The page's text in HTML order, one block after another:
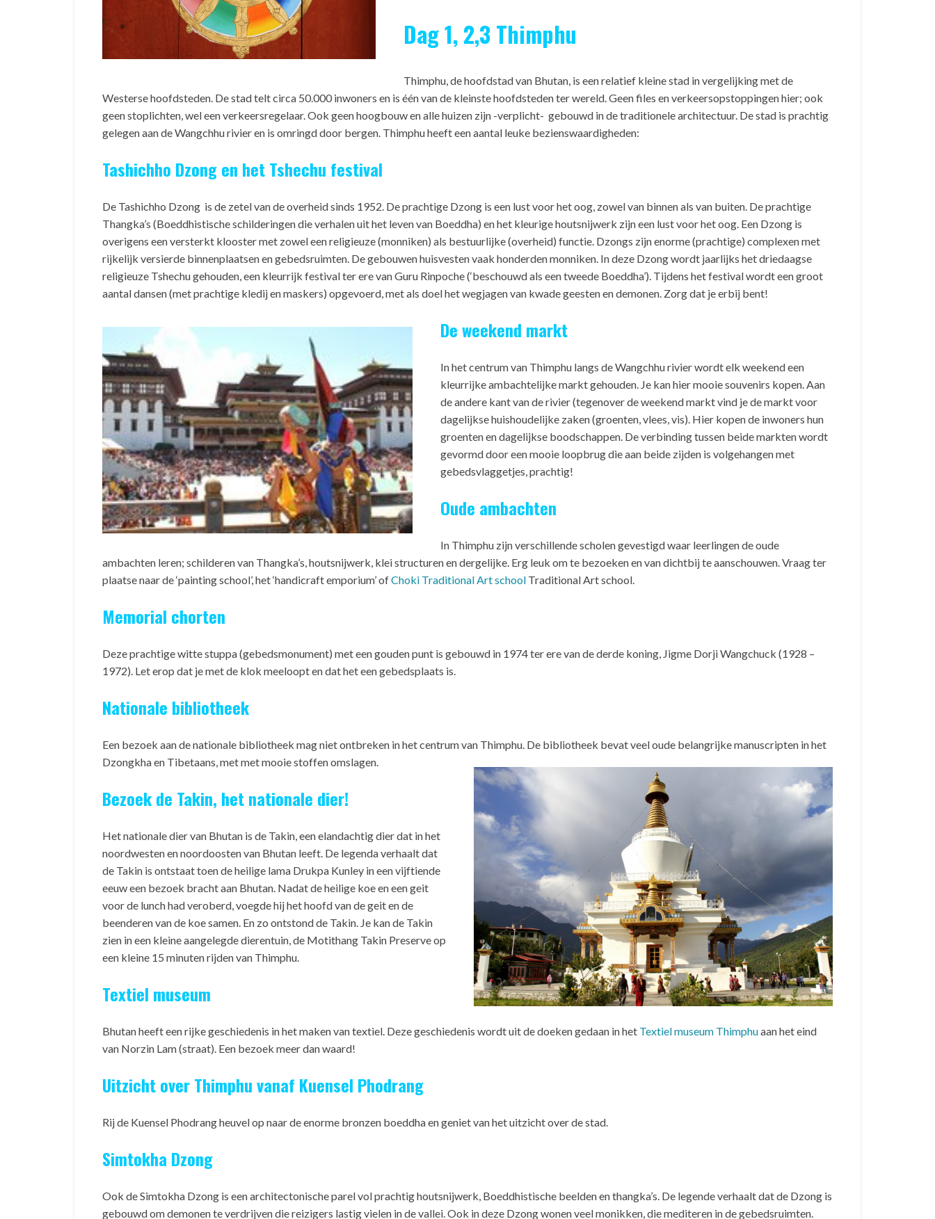
Dag 1, 2,3 Thimphu
Thimphu, de hoofdstad van Bhutan, is een relatief kleine stad in vergelijking met de
Westerse hoofdsteden. De stad telt circa 50.000 inwoners en is één van de kleinste hoofdsteden ter wereld. Geen files en verkeersopstoppingen hier; ook
geen stoplichten, wel een verkeersregelaar. Ook geen hoogbouw en alle huizen zijn -verplicht- gebouwd in de traditionele architectuur. De stad is prachtig
gelegen aan de Wangchhu rivier en is omringd door bergen. Thimphu heeft een aantal leuke bezienswaardigheden:
Tashichho Dzong en het Tshechu festival
De Tashichho Dzong is de zetel van de overheid sinds 1952. De prachtige Dzong is een lust voor het oog, zowel van binnen als van buiten. De prachtige
Thangka’s (Boeddhistische schilderingen die verhalen uit het leven van Boeddha) en het kleurige houtsnijwerk zijn een lust voor het oog. Een Dzong is
overigens een versterkt klooster met zowel een religieuze (monniken) als bestuurlijke (overheid) functie. Dzongs zijn enorme (prachtige) complexen met
rijkelijk versierde binnenplaatsen en gebedsruimten. De gebouwen huisvesten vaak honderden monniken. In deze Dzong wordt jaarlijks het driedaagse
religieuze Tshechu gehouden, een kleurrijk festival ter ere van Guru Rinpoche (‘beschouwd als een tweede Boeddha’). Tijdens het festival wordt een groot
aantal dansen (met prachtige kledij en maskers) opgevoerd, met als doel het wegjagen van kwade geesten en demonen. Zorg dat je erbij bent!
De weekend markt
In het centrum van Thimphu langs de Wangchhu rivier wordt elk weekend een
kleurrijke ambachtelijke markt gehouden. Je kan hier mooie souvenirs kopen. Aan
de andere kant van de rivier (tegenover de weekend markt vind je de markt voor
dagelijkse huishoudelijke zaken (groenten, vlees, vis). Hier kopen de inwoners hun
groenten en dagelijkse boodschappen. De verbinding tussen beide markten wordt
gevormd door een mooie loopbrug die aan beide zijden is volgehangen met
gebedsvlaggetjes, prachtig!
Oude ambachten
In Thimphu zijn verschillende scholen gevestigd waar leerlingen de oude
ambachten leren; schilderen van Thangka’s, houtsnijwerk, klei structuren en dergelijke. Erg leuk om te bezoeken en van dichtbij te aanschouwen. Vraag ter
plaatse naar de ‘painting school’, het ‘handicraft emporium’ ofChoki Traditional Art school Traditional Art school.
Memorial chorten
Deze prachtige witte stuppa (gebedsmonument) met een gouden punt is gebouwd in 1974 ter ere van de derde koning, Jigme Dorji Wangchuck (1928 –
1972). Let erop dat je met de klok meeloopt en dat het een gebedsplaats is.
Nationale bibliotheek
Een bezoek aan de nationale bibliotheek mag niet ontbreken in het centrum van Thimphu. De bibliotheek bevat veel oude belangrijke manuscripten in het
Dzongkha en Tibetaans, met met mooie stoffen omslagen.
Bezoek de Takin, het nationale dier!
Het nationale dier van Bhutan is de Takin, een elandachtig dier dat in het
noordwesten en noordoosten van Bhutan leeft. De legenda verhaalt dat
de Takin is ontstaat toen de heilige lama Drukpa Kunley in een vijftiende
eeuw een bezoek bracht aan Bhutan. Nadat de heilige koe en een geit
voor de lunch had veroberd, voegde hij het hoofd van de geit en de
beenderen van de koe samen. En zo ontstond de Takin. Je kan de Takin
zien in een kleine aangelegde dierentuin, de Motithang Takin Preserve op
een kleine 15 minuten rijden van Thimphu.
Textiel museum
Bhutan heeft een rijke geschiedenis in het maken van textiel. Deze geschiedenis wordt uit de doeken gedaan in het Textiel museum Thimphuaan het eind
van Norzin Lam (straat). Een bezoek meer dan waard!
Uitzicht over Thimphu vanaf Kuensel Phodrang
Rij de Kuensel Phodrang heuvel op naar de enorme bronzen boeddha en geniet van het uitzicht over de stad.
Simtokha Dzong
Ook de Simtokha Dzong is een architectonische parel vol prachtig houtsnijwerk, Boeddhistische beelden en thangka’s. De legende verhaalt dat de Dzong is
gebouwd om demonen te verdrijven die reizigers lastig vielen in de vallei. Ook in deze Dzong wonen veel monikken, die mediteren in de gebedsruimten.